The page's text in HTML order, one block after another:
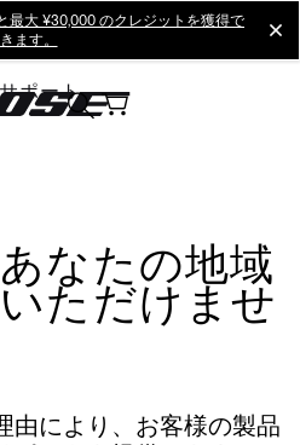
最大 ¥30,000 のクレジットを獲得で
きます。
ポート
なたの地域
ただけませ
由により、お客様の製品